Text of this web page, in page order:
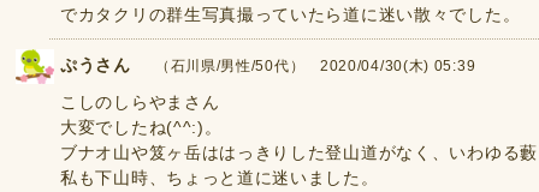
でカタクリの群生写真撮っていたら道に迷い散々でした。
ぷうさん （石川県/男性/50代） 2020/04/30(木) 05:39
こしのしらやまさん
大変でしたね(^^:)。
ブナオ山や笈ヶ岳ははっきりした登山道がなく、いわゆる
私も下山時、ちょっと道に迷いました。